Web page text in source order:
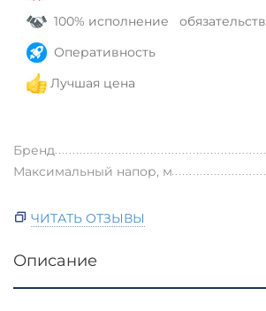
100% исполнение обязательств
Оперативность
Лучшая цена
Бренд
Максимальный напор, м
ЧИТАТЬ ОТЗЫВЫ
Описание